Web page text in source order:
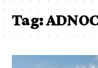
Tag: